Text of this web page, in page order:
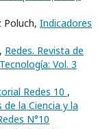
Poluch, Indicadores
, Redes. Revista de
Vol. 3
Redes 10 ,
de la Ciencia y la
N°10